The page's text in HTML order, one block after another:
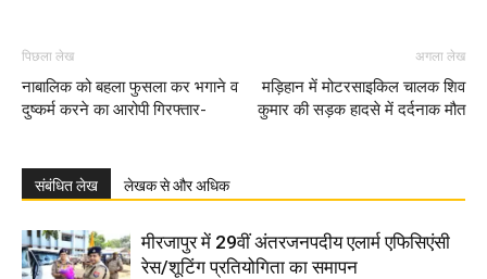
पिछला लेख
नाबालिक को बहला फुसला कर भगाने व
दुष्कर्म करने का आरोपी गिरफ्तार-
अगला लेख
मड़िहान में मोटरसाइकिल चालक शिव
कुमार की सड़क हादसे में दर्दनाक मौत
संबंधित लेख लेखक से और अधिक
मीरजापुर में 29वीं अंतरजनपदीय एलार्म एफिसिएंसी
रेस/शूटिंग प्रतियोगिता का समापन